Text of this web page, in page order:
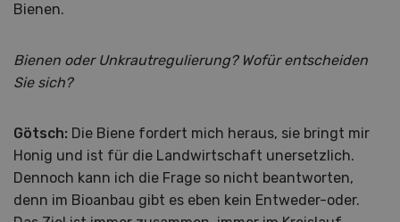
Bienen.
Bienen oder Unkrautregulierung? Wofür entscheiden
Sie sich?
Götsch: Die Biene fordert mich heraus, sie bringt mir
Honig und ist für die Landwirtschaft unersetzlich.
Dennoch kann ich die Frage so nicht beantworten,
denn im Bioanbau gibt es eben kein Entweder-oder.